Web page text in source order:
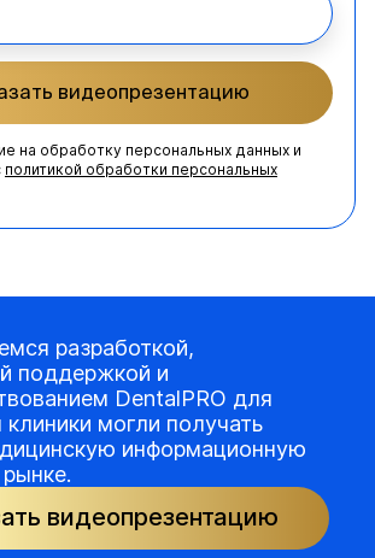
видеопрезентацию
на обработку персональных данных и
политикой обработки персональных
разработкой,
поддержкой и
DentalPRO для
клиники могли получать
информационную
видеопрезентацию